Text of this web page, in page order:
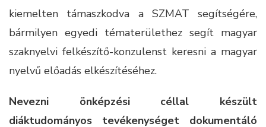
kiemelten támaszkodva a SZMAT segítségére,
bármilyen egyedi tématerülethez segít magyar
szaknyelvi felkészítő-konzulenst keresni a magyar
nyelvű előadás elkészítéséhez.
Nevezni önképzési céllal készült
diáktudományos tevékenységet dokumentáló